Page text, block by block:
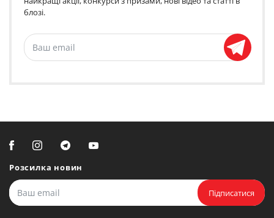
блозі.
Розсилка новин
Підписатися